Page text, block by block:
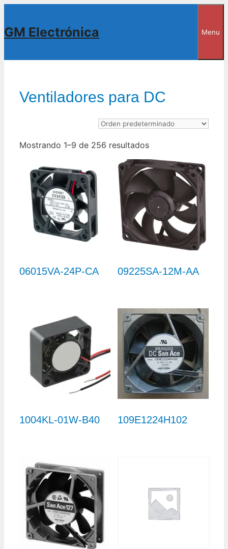
contenido
GM Electrónica Menu
Ventiladores para DC
Mostrando 1–9 de 256 resultados
06015VA-24P-CA 09225SA-12M-AA
1004KL-01W-B40 109E1224H102